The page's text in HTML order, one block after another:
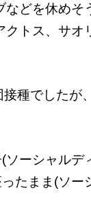
どを休めそ
トス、サオ
種でしたが
ーシャルデ
たまま(ソー